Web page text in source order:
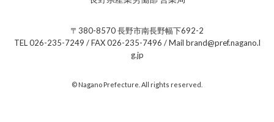
〒380-8570 長野市南長野幅下692-2
TEL 026-235-7249 / FAX 026-235-7496 / Mail brand@pref.nagano.l
g.jp
© Nagano Prefecture. All rights reserved.